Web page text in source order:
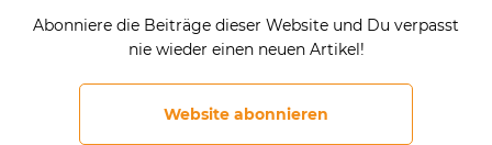
Abonniere die Beiträge dieser Website und Du verpasst
nie wieder einen neuen Artikel!
Website abonnieren